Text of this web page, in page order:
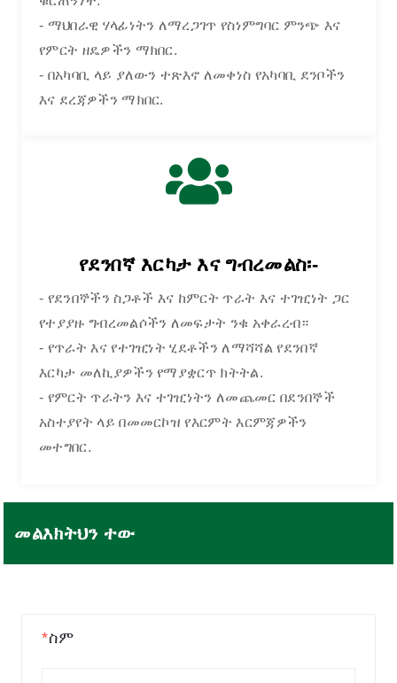
ጥራት እና ተገዢነት
- ማህበራዊ ሃላፊነትን ለማረጋገጥ የስነምግባር ምንጭ እና
የምርት ዘዴዎችን ማክበር.
- በአካባቢ ላይ ያለውን ተጽእኖ ለመቀነስ የአካባቢ ደንቦችን
እና ደረጃዎችን ማክበር.
የደንበኛ እርካታ እና ግብረመልስ፡-
- የደንበኞችን ስጋቶች እና ከምርት ጥራት እና ተገዢነት ጋር
የተያያዙ ግብረመልሶችን ለመፍታት ንቁ አቀራረብ።
- የጥራት እና የተገዢነት ሂደቶችን ለማሻሻል የደንበኛ
እርካታ መለኪያዎችን የማያቋርጥ ክትትል.
- የምርት ጥራትን እና ተገዢነትን ለመጨመር በደንበኞች
አስተያየት ላይ በመመርኮዝ የእርምት እርምጃዎችን
መተግበር.
መልእክትህን ተው
*ስም